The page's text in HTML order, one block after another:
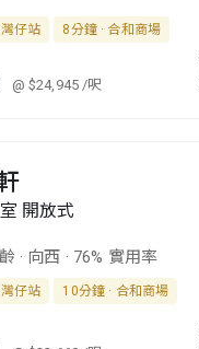
仔站
8分鐘 · 合和商場
@ $24,945 /呎
開放式
· 向西 · 76% 實用率
灣仔站 10分鐘 · 合和商場